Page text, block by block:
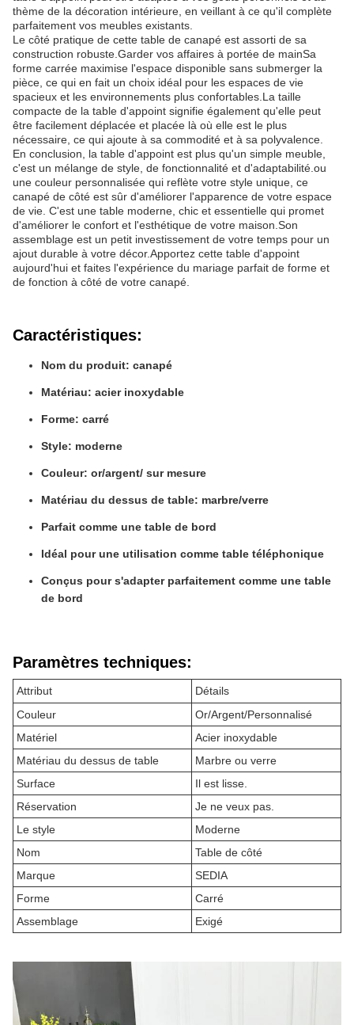
thème de la décoration intérieure, en veillant à ce qu'il complète
parfaitement vos meubles existants.
Le côté pratique de cette table de canapé est assorti de sa
construction robuste.Garder vos affaires à portée de mainSa
forme carrée maximise l'espace disponible sans submerger la
pièce, ce qui en fait un choix idéal pour les espaces de vie
spacieux et les environnements plus confortables.La taille
compacte de la table d'appoint signifie également qu'elle peut
être facilement déplacée et placée là où elle est le plus
nécessaire, ce qui ajoute à sa commodité et à sa polyvalence.
En conclusion, la table d'appoint est plus qu'un simple meuble,
c'est un mélange de style, de fonctionnalité et d'adaptabilité.ou
une couleur personnalisée qui reflète votre style unique, ce
canapé de côté est sûr d'améliorer l'apparence de votre espace
de vie. C'est une table moderne, chic et essentielle qui promet
d'améliorer le confort et l'esthétique de votre maison.Son
assemblage est un petit investissement de votre temps pour un
ajout durable à votre décor.Apportez cette table d'appoint
aujourd'hui et faites l'expérience du mariage parfait de forme et
de fonction à côté de votre canapé.
Caractéristiques:
Nom du produit: canapé
Matériau: acier inoxydable
Forme: carré
Style: moderne
Couleur: or/argent/ sur mesure
Matériau du dessus de table: marbre/verre
Parfait comme une table de bord
Idéal pour une utilisation comme table téléphonique
Conçus pour s'adapter parfaitement comme une table
de bord
Paramètres techniques:
Attribut
Détails
Couleur
Or/Argent/Personnalisé
Matériel
Acier inoxydable
Matériau du dessus de table
Marbre ou verre
Surface
Il est lisse.
Réservation
Je ne veux pas.
Le style
Moderne
Nom
Table de côté
Marque
SEDIA
Forme
Carré
Assemblage
Exigé